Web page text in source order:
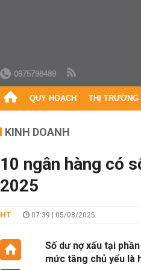
0975798489
QUY HOẠCH THỊ TRƯỜNG
KINH DOANH
10 ngân hàng có
2025
HT 07:39 | 05/08/2025
Số dư nợ xấu tại
mức tăng chủ yếu là